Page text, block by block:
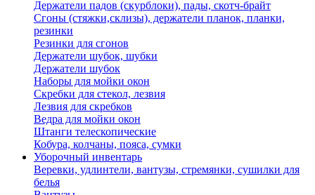
Держатели падов (скурблоки), пады, скотч-брайт
Сгоны (стяжки,склизы), держатели планок, планки,
резинки
Резинки для сгонов
Держатели шубок, шубки
Держатели шубок
Наборы для мойки окон
Скребки для стекол, лезвия
Лезвия для скребков
Ведра для мойки окон
Штанги телескопические
Кобура, колчаны, пояса, сумки
Уборочный инвентарь
Веревки, удлинтели, вантузы, стремянки, сушилки для
белья